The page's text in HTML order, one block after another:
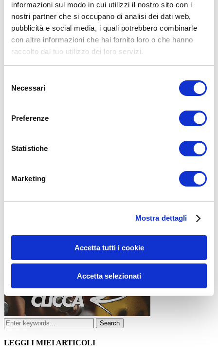
informazioni sul modo in cui utilizzi il nostro sito con i
nostri partner che si occupano di analisi dei dati web,
pubblicità e social media, i quali potrebbero combinarle
con altre informazioni che hai fornito loro o che hanno
raccolto dal tuo utilizzo dei loro servizi.
delNecessari
Preferenze
Statistiche
Marketing
Mostra dettagli
Accetta tutti i cookie
Accetta selezionati
15WORKOUT SCARICA ORA
ALLENATI CON ME!
LEGGI I MIEI ARTICOLI